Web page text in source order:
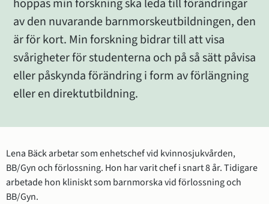
av den nuvarande barnmorskeutbildningen, den
är för kort. Min forskning bidrar till att visa
svårigheter för studenterna och på så sätt påvisa
eller påskynda förändring i form av förlängning
eller en direktutbildning.
Lena Bäck arbetar som enhetschef vid kvinnosjukvården,
BB/Gyn och förlossning. Hon har varit chef i snart 8 år. Tidigare
arbetade hon kliniskt som barnmorska vid förlossning och
BB/Gyn.